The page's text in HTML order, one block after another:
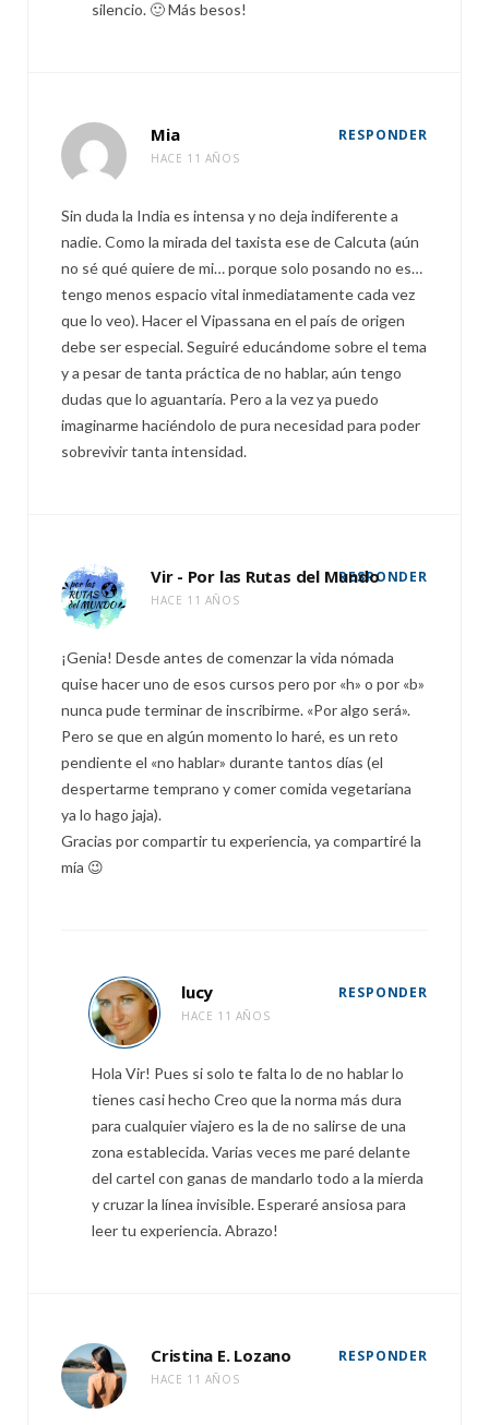
silencio. 🙂 Más besos!
Mia
HACE 11 AÑOS
RESPONDER
Sin duda la India es intensa y no deja indiferente a
nadie. Como la mirada del taxista ese de Calcuta (aún
no sé qué quiere de mi… porque solo posando no es…
tengo menos espacio vital inmediatamente cada vez
que lo veo). Hacer el Vipassana en el país de origen
debe ser especial. Seguiré educándome sobre el tema
y a pesar de tanta práctica de no hablar, aún tengo
dudas que lo aguantaría. Pero a la vez ya puedo
imaginarme haciéndolo de pura necesidad para poder
sobrevivir tanta intensidad.
Vir - Por las Rutas del Mundo
HACE 11 AÑOS
RESPONDER
¡Genia! Desde antes de comenzar la vida nómada
quise hacer uno de esos cursos pero por «h» o por «b»
nunca pude terminar de inscribirme. «Por algo será».
Pero se que en algún momento lo haré, es un reto
pendiente el «no hablar» durante tantos días (el
despertarme temprano y comer comida vegetariana
ya lo hago jaja).
Gracias por compartir tu experiencia, ya compartiré la
mía 😉
lucy
HACE 11 AÑOS
RESPONDER
Hola Vir! Pues si solo te falta lo de no hablar lo
tienes casi hecho Creo que la norma más dura
para cualquier viajero es la de no salirse de una
zona establecida. Varias veces me paré delante
del cartel con ganas de mandarlo todo a la mierda
y cruzar la línea invisible. Esperaré ansiosa para
leer tu experiencia. Abrazo!
Cristina E. Lozano
HACE 11 AÑOS
RESPONDER